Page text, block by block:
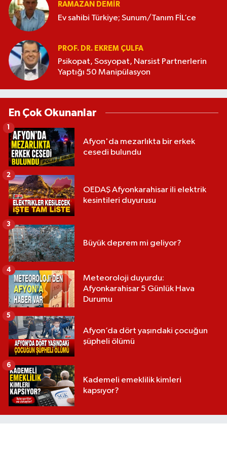
RAMAZAN DEMİR
Ev sahibi Türkiye; Sunum/Tanım FİL’ce
PROF. DR. EKREM ÇULFA
Psikopat, Sosyopat, Narsist Partnerlerin
Yaptığı 50 Manipülasyon
En Çok Okunanlar
Afyon'da mezarlıkta bir erkek
cesedi bulundu
1
OEDAŞ Afyonkarahisar ili elektrik
kesintileri duyurusu
2
Büyük deprem mi geliyor?
3
Meteoroloji duyurdu:
Afyonkarahisar 5 Günlük Hava
Durumu
4
Afyon’da dört yaşındaki çocuğun
şüpheli ölümü
5
Kademeli emeklilik kimleri
kapsıyor?
6